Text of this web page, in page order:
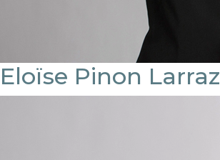
Eloïse Pinon Larraz